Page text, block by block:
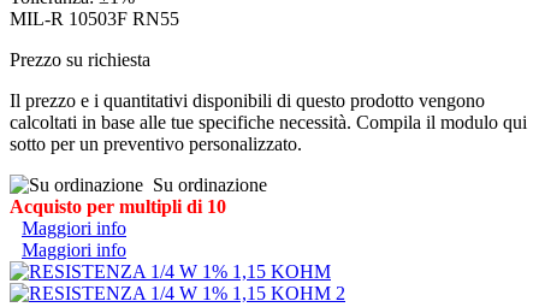
MIL-R 10503F RN55
Prezzo su richiesta
Il prezzo e i quantitativi disponibili di questo prodotto vengono
calcoltati in base alle tue specifiche necessità. Compila il modulo qui
sotto per un preventivo personalizzato.
Su ordinazione
Acquisto per multipli di 10
Maggiori info
Maggiori info